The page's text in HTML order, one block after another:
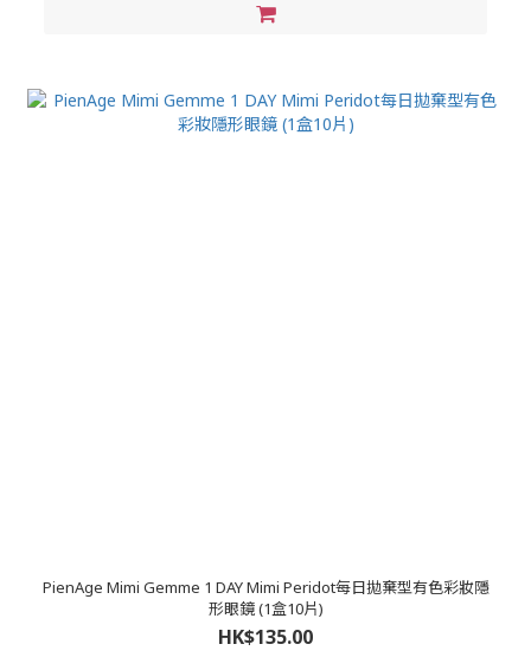
PienAge Mimi Gemme 1 DAY Mimi Peridot每日拋棄型有色彩妝隱
形眼鏡 (1盒10片)
HK$135.00